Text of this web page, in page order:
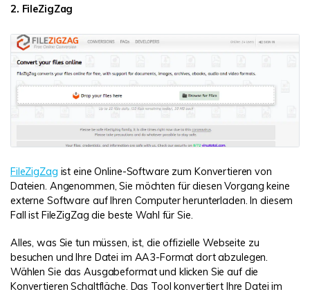
2. FileZigZag
FileZigZag ist eine Online-Software zum Konvertieren von
Dateien. Angenommen, Sie möchten für diesen Vorgang keine
externe Software auf Ihren Computer herunterladen. In diesem
Fall ist FileZigZag die beste Wahl für Sie.
Alles, was Sie tun müssen, ist, die offizielle Webseite zu
besuchen und Ihre Datei im AA3-Format dort abzulegen.
Wählen Sie das Ausgabeformat und klicken Sie auf die
Konvertieren Schaltfläche. Das Tool konvertiert Ihre Datei im